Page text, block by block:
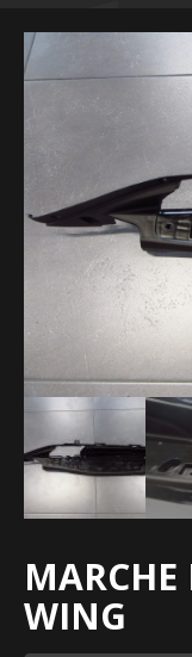
MARCHE
WING